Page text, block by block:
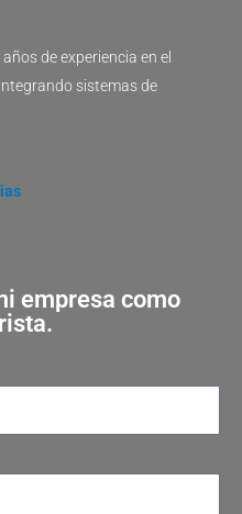
de experiencia en el
sistemas de
empresa como